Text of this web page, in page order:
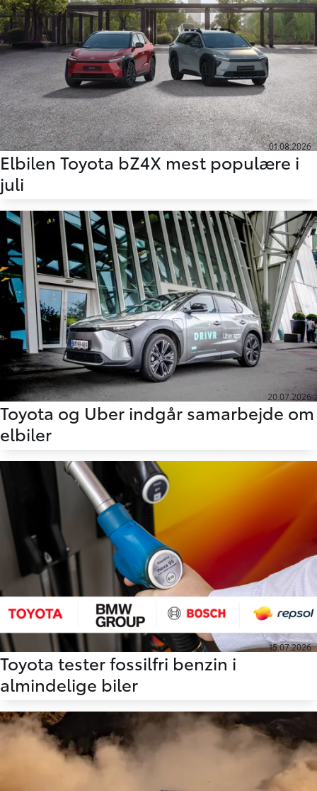
01.08.2026
Elbilen Toyota bZ4X mest populære i
juli
20.07.2026
Toyota og Uber indgår samarbejde om
elbiler
15.07.2026
Toyota tester fossilfri benzin i
almindelige biler